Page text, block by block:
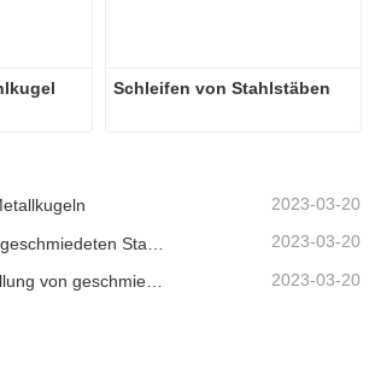
Schleifen von Stahlstäben
2023-03-20
2023-03-20
2023-03-20